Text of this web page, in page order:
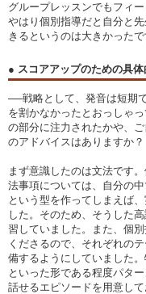
グループレッスンでもフィ
やはり個別指導だと自分と
きるというのは大きかったで
● スコアアップのための具
──戦略として、発音は短期
を割かなかったとおっしゃ
の部分に注力されたかや、
のアドバイスはありますか？
まず意識したのは文法です
法事項については、自分の
という型を作ってしまえば
した。そのため、そうした
習していました。また、個
くださるので、それぞれの
備するようにしていました
といった形である程度パタ
話せるエピソードを用意し